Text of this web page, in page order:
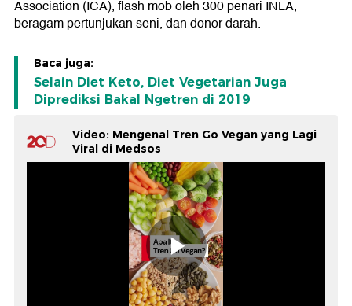
Association (ICA), flash mob oleh 300 penari INLA,
beragam pertunjukan seni, dan donor darah.
Baca juga:
Selain Diet Keto, Diet Vegetarian Juga
Diprediksi Bakal Ngetren di 2019
Video: Mengenal Tren Go Vegan yang Lagi
Viral di Medsos